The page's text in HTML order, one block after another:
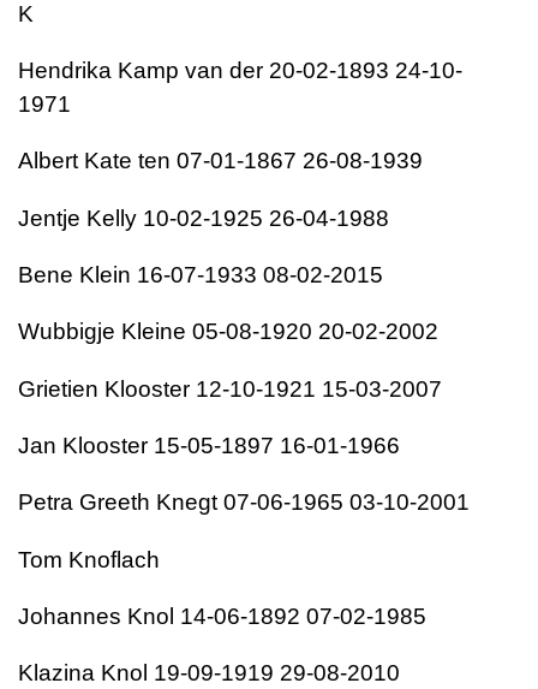
K
Hendrika Kamp van der 20-02-1893 24-10-
1971
Albert Kate ten 07-01-1867 26-08-1939
Jentje Kelly 10-02-1925 26-04-1988
Bene Klein 16-07-1933 08-02-2015
Wubbigje Kleine 05-08-1920 20-02-2002
Grietien Klooster 12-10-1921 15-03-2007
Jan Klooster 15-05-1897 16-01-1966
Petra Greeth Knegt 07-06-1965 03-10-2001
Tom Knoflach
Johannes Knol 14-06-1892 07-02-1985
Klazina Knol 19-09-1919 29-08-2010